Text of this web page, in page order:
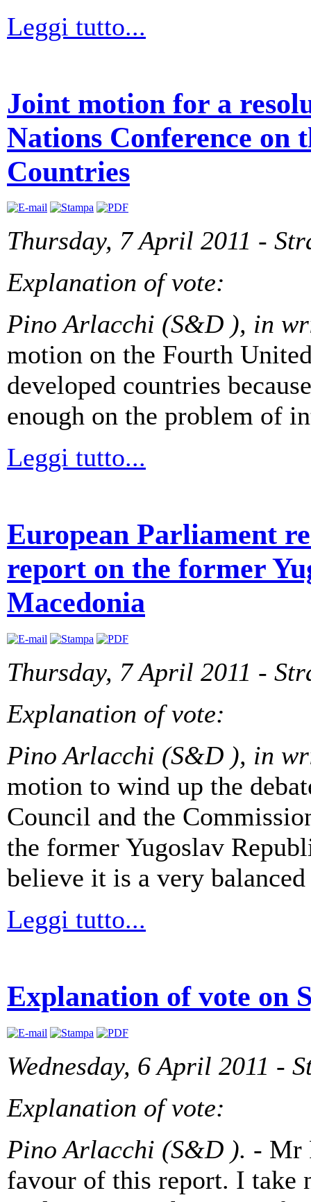
Leggi tutto...
Joint motion for a
Nations Conference on
Countries
Thursday, 7 April 2011 -
Explanation of vote:
Pino Arlacchi (S&D ), in
motion on the Fourth
developed countries
enough on the problem of
Leggi tutto...
European Parliament
report on the former
Macedonia
Thursday, 7 April 2011 -
Explanation of vote:
Pino Arlacchi (S&D ), in
motion to wind up the
Council and the
the former Yugoslav
believe it is a very
Leggi tutto...
Explanation of vote on
Wednesday, 6 April 2011 -
Explanation of vote:
Pino Arlacchi (S&D ). - Mr
favour of this report. I take